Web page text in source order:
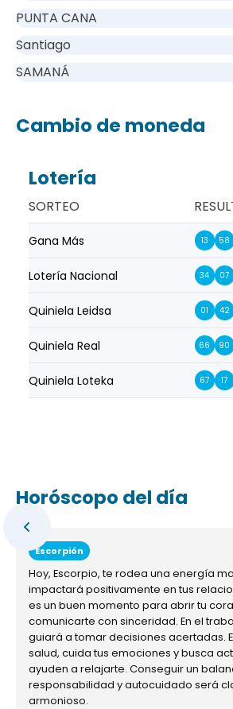
PUNTA CANA
Santiago
SAMANÁ
Cambio de moneda
Lotería
SORTEO
Gana Más 13 58
Lotería Nacional 34 07
Quiniela Leidsa 01 42
Quiniela Real 66 90
Quiniela Loteka 67 17
Horóscopo del día
Escorpión
Hoy, Escorpio, te rodea una energía
impactará positivamente en tus
es un buen momento para abrir tu
comunicarte con sinceridad. En el
guiará a tomar decisiones acertadas.
salud, cuida tus emociones y busca
ayuden a relajarte. Conseguir un
responsabilidad y autocuidado será
armonioso.